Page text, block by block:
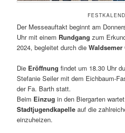
Der Messeauftakt beginnt am
Uhr mit einem Rundgangzum
2024, begleitet durch dieWaldsemer
Die Eröffnungfindet um 18.30 Uhr
Stefanie Seiler mit dem Eichbaum-
der Fa. Barth statt.
Beim Einzugin den Biergarten
Stadtjugendkapelleauf die
einzuheizen.